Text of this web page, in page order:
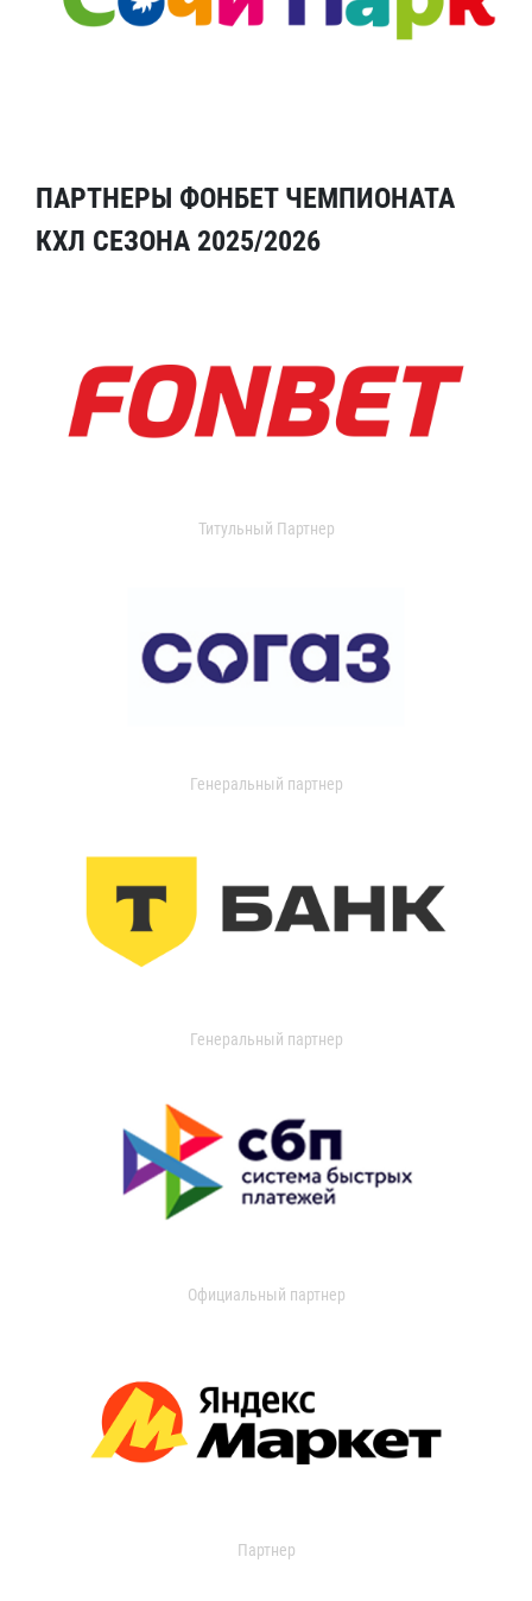
ПАРТНЕРЫ ФОНБЕТ ЧЕМПИОНАТА
КХЛ СЕЗОНА 2025/2026
Титульный Партнер
Генеральный партнер
Генеральный партнер
Официальный партнер
Партнер